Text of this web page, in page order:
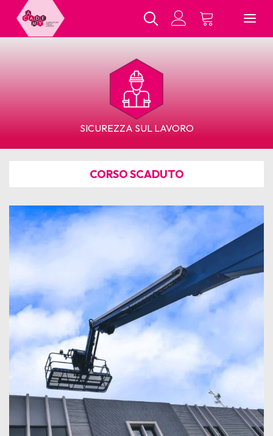
Chi Siamo
Tutti i Corsi
In Presenza
E-Learning
News
Per le Aziende
SICUREZZA SUL LAVORO
CORSO SCADUTO